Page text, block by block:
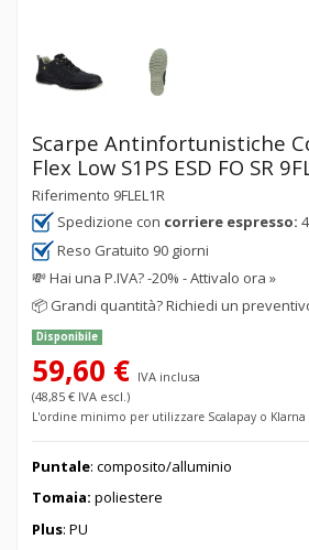
Scarpe Antinfortunistiche
Flex Low S1PS ESD FO SR
Riferimento 9FLEL1R
Spedizione con corriere espresso:
Reso Gratuito 90 giorni
💸Hai una P.IVA? -20% - Attivalo ora »
📦 Grandi quantità? Richiedi un
Disponibile
59,60 € IVA inclusa
(48,85 € IVA escl.)
L'ordine minimo per utilizzare Scalapay o Klarna
Puntale: composito/alluminio
Tomaia: poliestere
Plus: PU